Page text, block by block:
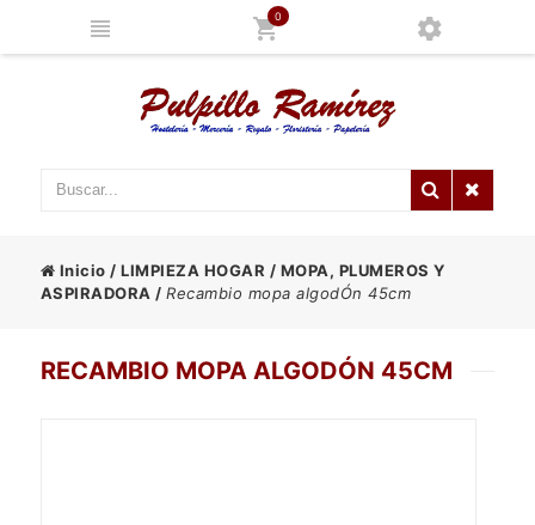
0
Inicio /LIMPIEZA HOGAR / MOPA, PLUMEROS Y
ASPIRADORA /Recambio mopa algodÓn 45cm
RECAMBIO MOPA ALGODÓN 45CM